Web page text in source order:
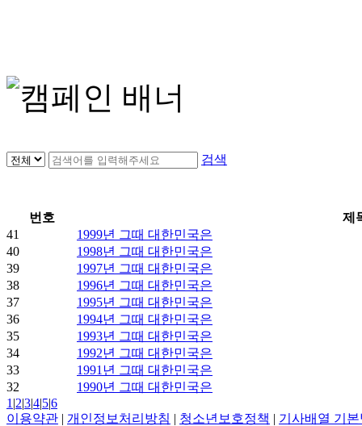
검색
번호
제
41
1999년 그때 대한민국은
40
1998년 그때 대한민국은
39
1997년 그때 대한민국은
38
1996년 그때 대한민국은
37
1995년 그때 대한민국은
36
1994년 그때 대한민국은
35
1993년 그때 대한민국은
34
1992년 그때 대한민국은
33
1991년 그때 대한민국은
32
1990년 그때 대한민국은
1 |2|3|4|5|6
이용약관 | 개인정보처리방침 | 청소년보호정책 | 기사배열 기